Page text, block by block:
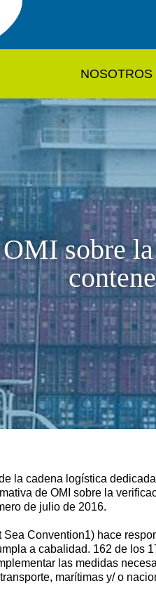
NOSOTROS
sobre
la cadena logística
de OMI sobre la
de julio de 2016.
Convention1) hace
a cabalidad. 162 de los
las medidas
marítimas y/ o